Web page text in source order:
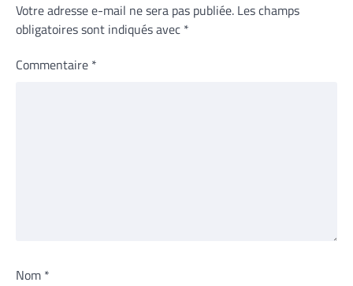
Votre adresse e-mail ne sera pas publiée. Les champs
obligatoires sont indiqués avec *
Commentaire *
Nom *